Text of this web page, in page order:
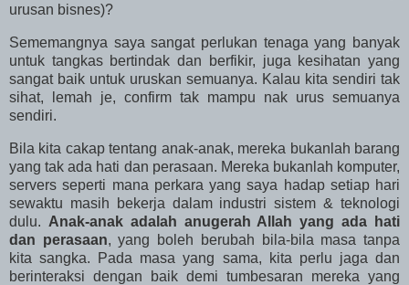
urusan bisnes)?
Sememangnya saya sangat perlukan tenaga yang banyak
untuk tangkas bertindak dan berfikir, juga kesihatan yang
sangat baik untuk uruskan semuanya. Kalau kita sendiri tak
sihat, lemah je, confirm tak mampu nak urus semuanya
sendiri.
Bila kita cakap tentang anak-anak, mereka bukanlah barang
yang tak ada hati dan perasaan. Mereka bukanlah komputer,
servers seperti mana perkara yang saya hadap setiap hari
sewaktu masih bekerja dalam industri sistem & teknologi
dulu. Anak-anak adalah anugerah Allah yang ada hati
dan perasaan, yang boleh berubah bila-bila masa tanpa
kita sangka. Pada masa yang sama, kita perlu jaga dan
berinteraksi dengan baik demi tumbesaran mereka yang